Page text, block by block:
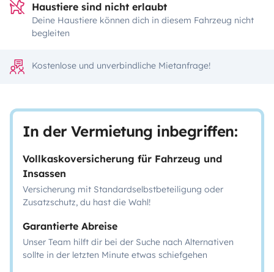
Haustiere sind nicht erlaubt
Deine Haustiere können dich in diesem Fahrzeug nicht
begleiten
Kostenlose und unverbindliche Mietanfrage!
In der Vermietung inbegriffen:
Vollkaskoversicherung für Fahrzeug und
Insassen
Versicherung mit Standardselbstbeteiligung oder
Zusatzschutz, du hast die Wahl!
Garantierte Abreise
Unser Team hilft dir bei der Suche nach Alternativen
sollte in der letzten Minute etwas schiefgehen